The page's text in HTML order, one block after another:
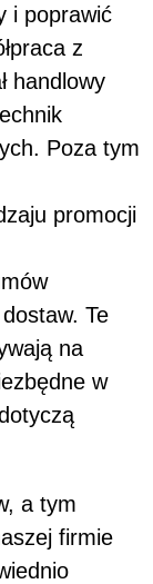
i poprawić
z
handlowy
Poza tym
promocji
Te
na
w
a tym
firmie